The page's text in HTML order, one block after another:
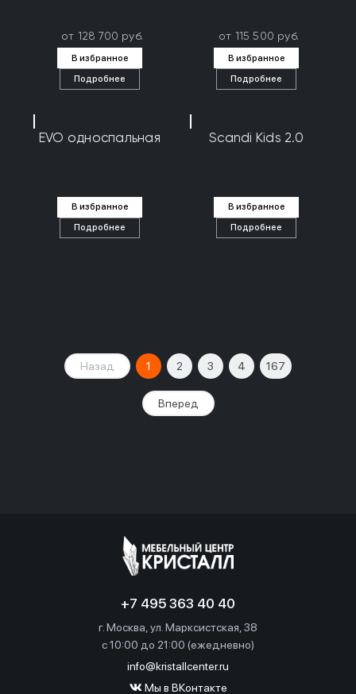
от 128 700 руб.
В избранное
Подробнее
от 115 500 руб.
В избранное
Подробнее
EVO односпальная
В избранное
Подробнее
Scandi Kids 2.0
В избранное
Подробнее
Назад 1 2 3 4 167
Вперед
+7 495 363 40 40
г. Москва, ул. Марксистская, 38
c 10:00 до 21:00 (ежедневно)
info@kristallcenter.ru
Мы в ВКонтакте